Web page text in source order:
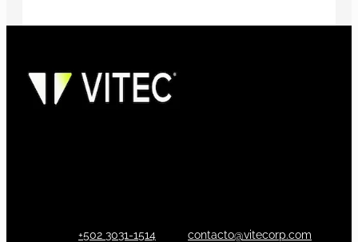
+502 3031-1514 contacto@vitecorp.com